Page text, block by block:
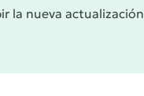
la nueva actualización